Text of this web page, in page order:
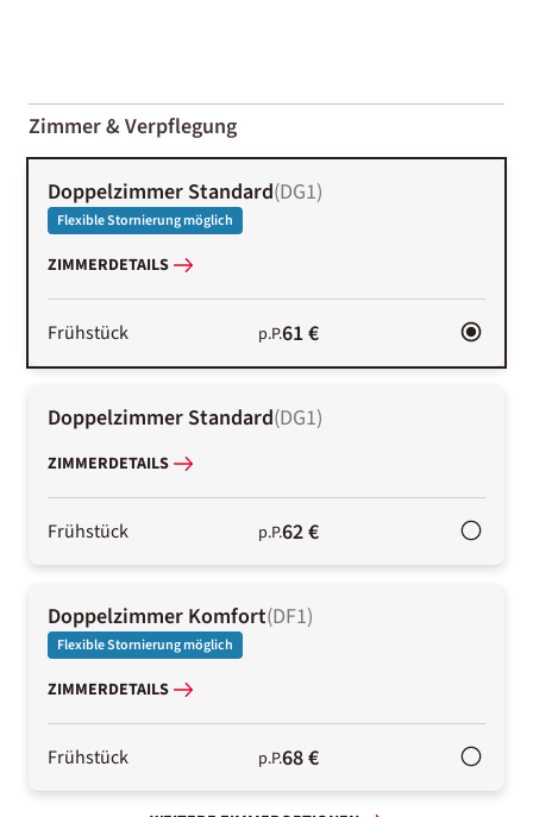
01-02
Zimmer & Verpflegung
Doppelzimmer Standard(DG1)
Flexible Stornierung möglich
ZIMMERDETAILS
Frühstück p.P.61 €
Doppelzimmer Standard(DG1)
ZIMMERDETAILS
Frühstück p.P.62 €
Doppelzimmer Komfort(DF1)
Flexible Stornierung möglich
ZIMMERDETAILS
Frühstück p.P.68 €